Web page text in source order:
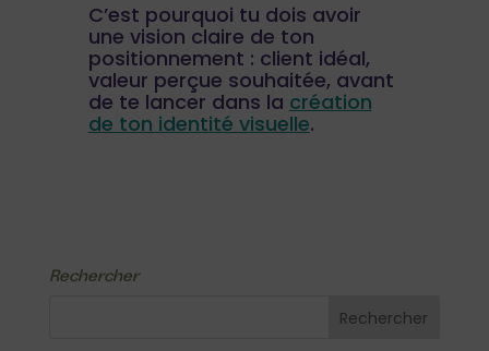
C’est pourquoi tu dois avoir
une vision claire de ton
positionnement : client idéal,
valeur perçue souhaitée, avant
de te lancer dans la création
de ton identité visuelle.
Rechercher